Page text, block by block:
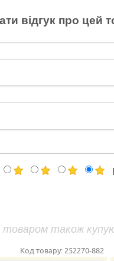
відгук про цей
товаром також
Код товару: 252270-882